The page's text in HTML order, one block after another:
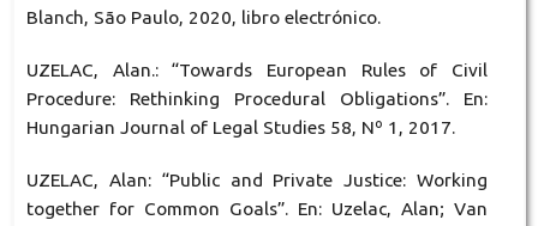
Blanch, São Paulo, 2020, libro electrónico.
UZELAC, Alan.: “Towards European Rules of Civil
Procedure: Rethinking Procedural Obligations”. En:
Hungarian Journal of Legal Studies 58, Nº 1, 2017.
UZELAC, Alan: “Public and Private Justice: Working
together for Common Goals”. En: Uzelac, Alan; Van